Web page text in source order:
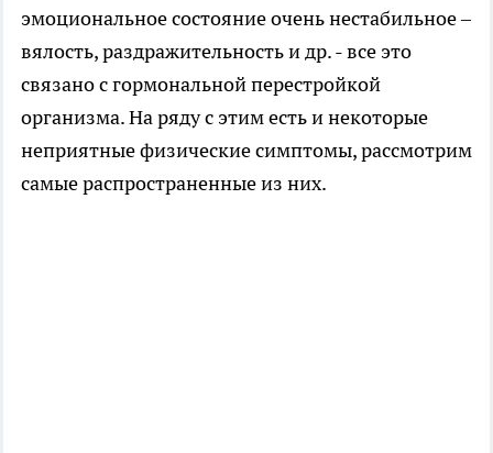
эмоциональное состояние очень нестабильное –
вялость, раздражительность и др. - все это
связано с гормональной перестройкой
организма. На ряду с этим есть и некоторые
неприятные физические симптомы, рассмотрим
самые распространенные из них.